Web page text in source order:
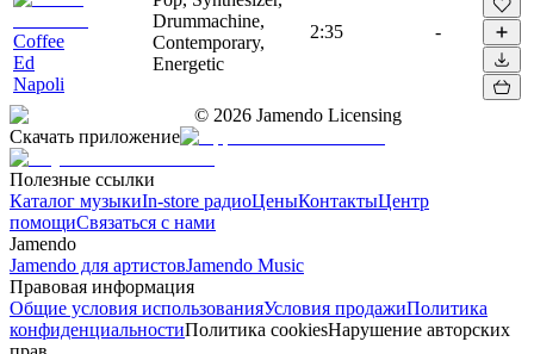
Coffee
Ed
Napoli
Drummachine,
Contemporary,
Energetic
2:35 -
© 2026 Jamendo Licensing
Скачать приложение
Полезные ссылки
Каталог музыкиIn-store радиоЦеныКонтактыЦентр
помощиСвязаться с нами
Jamendo
Jamendo для артистовJamendo Music
Правовая информация
Общие условия использованияУсловия продажиПолитика
конфиденциальностиПолитика cookiesНарушение авторских